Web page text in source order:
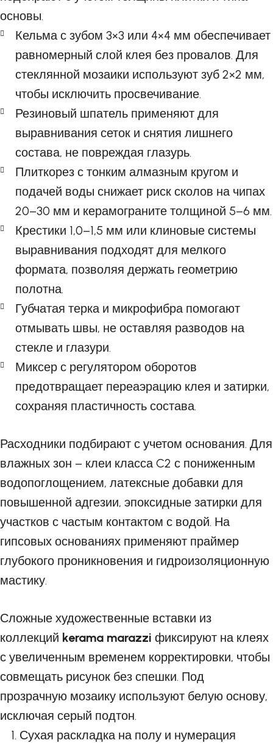
основы.
Кельма с зубом 3×3 или 4×4 мм обеспечивает
равномерный слой клея без провалов. Для
стеклянной мозаики используют зуб 2×2 мм,
чтобы исключить просвечивание.
Резиновый шпатель применяют для
выравнивания сеток и снятия лишнего
состава, не повреждая глазурь.
Плиткорез с тонким алмазным кругом и
подачей воды снижает риск сколов на чипах
20–30 мм и керамограните толщиной 5–6 мм.
Крестики 1,0–1,5 мм или клиновые системы
выравнивания подходят для мелкого
формата, позволяя держать геометрию
полотна.
Губчатая терка и микрофибра помогают
отмывать швы, не оставляя разводов на
стекле и глазури.
Миксер с регулятором оборотов
предотвращает переаэрацию клея и затирки,
сохраняя пластичность состава.
Расходники подбирают с учетом основания. Для
влажных зон – клеи класса C2 с пониженным
водопоглощением, латексные добавки для
повышенной адгезии, эпоксидные затирки для
участков с частым контактом с водой. На
гипсовых основаниях применяют праймер
глубокого проникновения и гидроизоляционную
мастику.
Сложные художественные вставки из
коллекций kerama marazzi фиксируют на клеях
с увеличенным временем корректировки, чтобы
совмещать рисунок без спешки. Под
прозрачную мозаику используют белую основу,
исключая серый подтон.
Сухая раскладка на полу и нумерация